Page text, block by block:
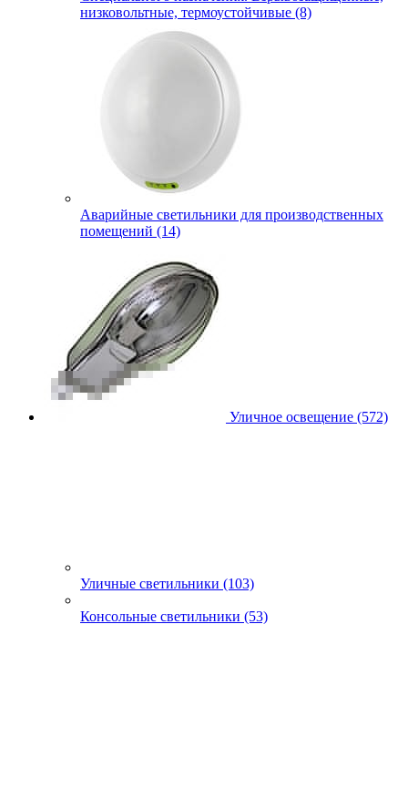
низковольтные, термоустойчивые (8)
Аварийные светильники для производственных
помещений (14)
Уличное освещение (572)
Уличные светильники (103)
Консольные светильники (53)